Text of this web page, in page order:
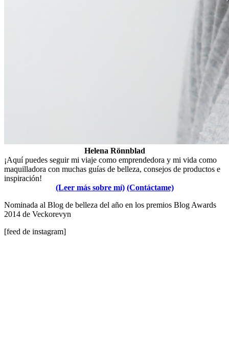
Helena Rönnblad
¡Aquí puedes seguir mi viaje como emprendedora y mi vida como
maquilladora con muchas guías de belleza, consejos de productos e
inspiración!
(Leer más sobre mí) (Contáctame)
Nominada al Blog de belleza del año en los premios Blog Awards
2014 de Veckorevyn
[feed de instagram]